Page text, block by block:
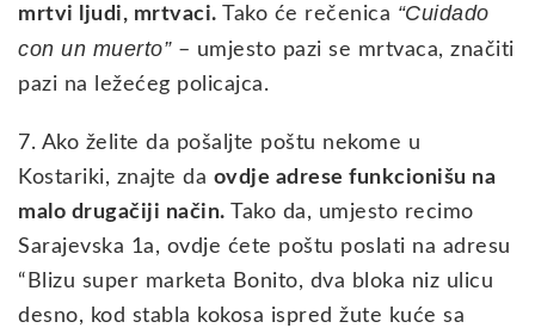
mrtvi ljudi, mrtvaci. Tako će rečenica “Cuidado
con un muerto”– umjesto pazi se mrtvaca, značiti
pazi na ležećeg policajca.
7. Ako želite da pošaljte poštu nekome u
Kostariki, znajte da ovdje adrese funkcionišu na
malo drugačiji način. Tako da, umjesto recimo
Sarajevska 1a, ovdje ćete poštu poslati na adresu
“Blizu super marketa Bonito, dva bloka niz ulicu
desno, kod stabla kokosa ispred žute kuće sa